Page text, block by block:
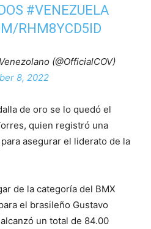
#VENEZUELA
RHM8YCD5ID
(@OfficialCOV)
8, 2022
de oro se lo quedó el
quien registró una
asegurar el liderato de la
de la categoría del BMX
el brasileño Gustavo
un total de 84.00